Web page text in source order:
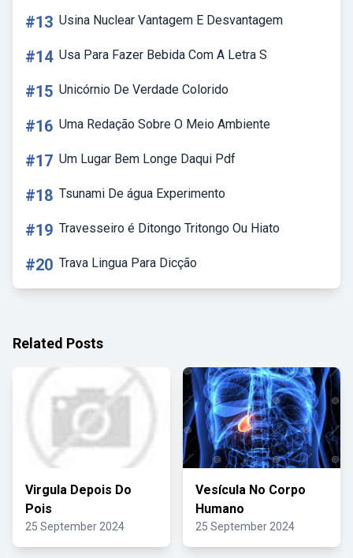
#13 Usina Nuclear Vantagem E Desvantagem
#14 Usa Para Fazer Bebida Com A Letra S
#15 Unicórnio De Verdade Colorido
#16 Uma Redação Sobre O Meio Ambiente
#17 Um Lugar Bem Longe Daqui Pdf
#18 Tsunami De água Experimento
#19 Travesseiro é Ditongo Tritongo Ou Hiato
#20 Trava Lingua Para Dicção
Related Posts
Virgula Depois Do
Pois
25 September 2024
Vesícula No Corpo
Humano
25 September 2024